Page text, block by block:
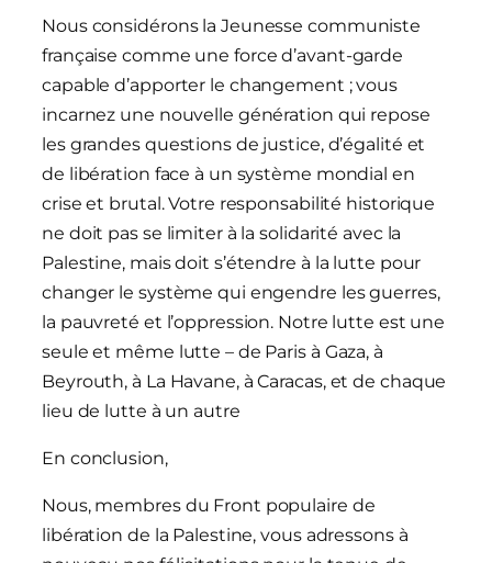
Nous considérons la Jeunesse communiste
française comme une force d’avant-garde
capable d’apporter le changement ; vous
incarnez une nouvelle génération qui repose
les grandes questions de justice, d’égalité et
de libération face à un système mondial en
crise et brutal. Votre responsabilité historique
ne doit pas se limiter à la solidarité avec la
Palestine, mais doit s’étendre à la lutte pour
changer le système qui engendre les guerres,
la pauvreté et l’oppression. Notre lutte est une
seule et même lutte – de Paris à Gaza, à
Beyrouth, à La Havane, à Caracas, et de chaque
lieu de lutte à un autre
En conclusion,
Nous, membres du Front populaire de
libération de la Palestine, vous adressons à